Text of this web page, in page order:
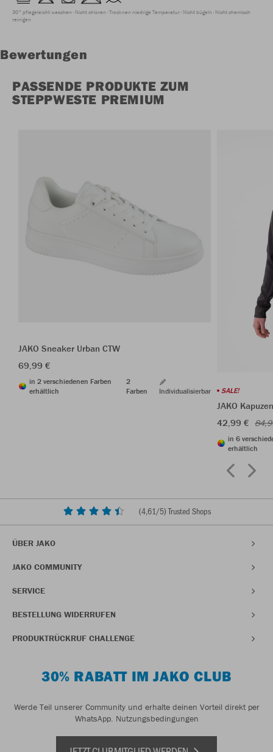
30° pflegeleicht waschen Nicht chloren Trocknen niedrige Temperatur Nicht bügeln Nicht chemisch
reinigen
Bewertungen
PASSENDE PRODUKTE ZUM
STEPPWESTE PREMIUM
JAKO Sneaker Urban CTW
69,99 €
in 2 verschiedenen Farben
erhältlich
2
Farben
Individualisierbar SALE!
JAKO
42,99 €
in 6
erhältlich
(4,61/5) Trusted Shops
ÜBER JAKO
JAKO COMMUNITY
SERVICE
BESTELLUNG WIDERRUFEN
PRODUKTRÜCKRUF CHALLENGE
30% RABATT IM JAKO CLUB
Werde Teil unserer Community und erhalte deinen Vorteil direkt per
WhatsApp. Nutzungsbedingungen